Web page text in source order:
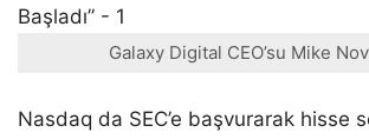
Galaxy Digital CEO’su Mike
Nasdaq da SEC’e başvurarak hisse